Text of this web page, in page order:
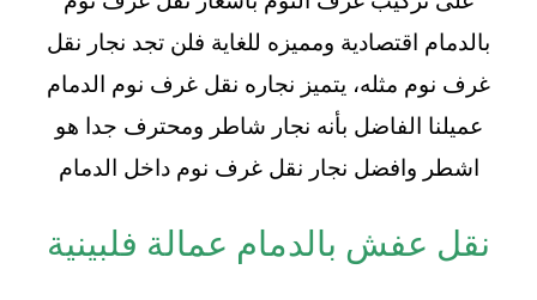
بالدمام اقتصادية ومميزه للغاية فلن تجد نجار نقل
غرف نوم مثله، يتميز نجاره نقل غرف نوم الدمام
عميلنا الفاضل بأنه نجار شاطر ومحترف جدا هو
اشطر وافضل نجار نقل غرف نوم داخل الدمام
نقل عفش بالدمام عمالة فلبينية